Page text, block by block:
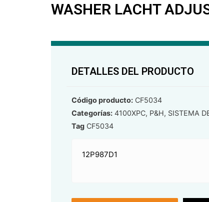
WASHER LACHT
DETALLES DEL PRODUCTO
Código producto: CF5034
Categorías: 4100XPC, P&H, SISTEMA
Tag CF5034
12P987D1